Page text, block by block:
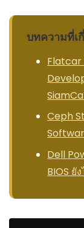
บทความที่เ
Flatcar
Ceph
Dell
BIOS ยัง